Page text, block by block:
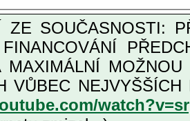
MÍRU OSVĚDČENÁ VLASTIZRÁDNÁ ČESKÁ
VLASTIZRÁDCŮ, VIZ NAPŘ.